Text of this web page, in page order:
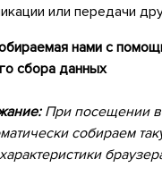
или передачи
нами с
сбора данных
При посещении
собираем